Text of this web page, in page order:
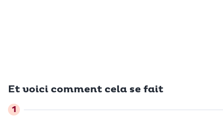
Et voici comment cela se fait